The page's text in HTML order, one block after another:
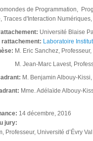
de Programmation,
Traces d'Interaction
Université Blaise
rattachement: Laboratoire
M. Eric Sanchez,
M. Jean-Marc Lavest,
M. Benjamin Albouy-
Mme. Adélaïde Albouy-
14 décembre, 2016
jury:
Professeur, Université d’Évry